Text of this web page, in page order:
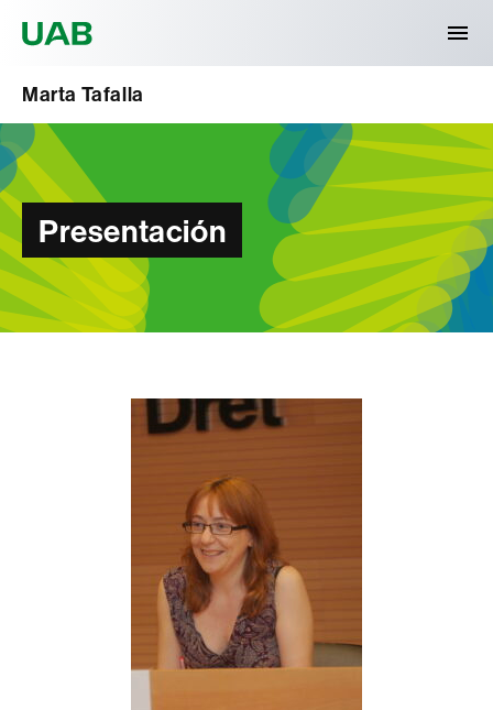
Marta Tafalla
Presentación